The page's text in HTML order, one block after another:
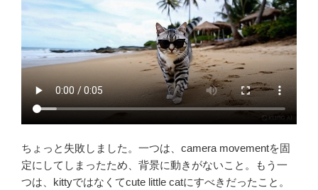
ちょっと失敗しました。一つは、camera movementを固
定にしてしまったため、背景に動きがないこと。もう一
つは、kittyではなくてcute little catにすべきだったこと。